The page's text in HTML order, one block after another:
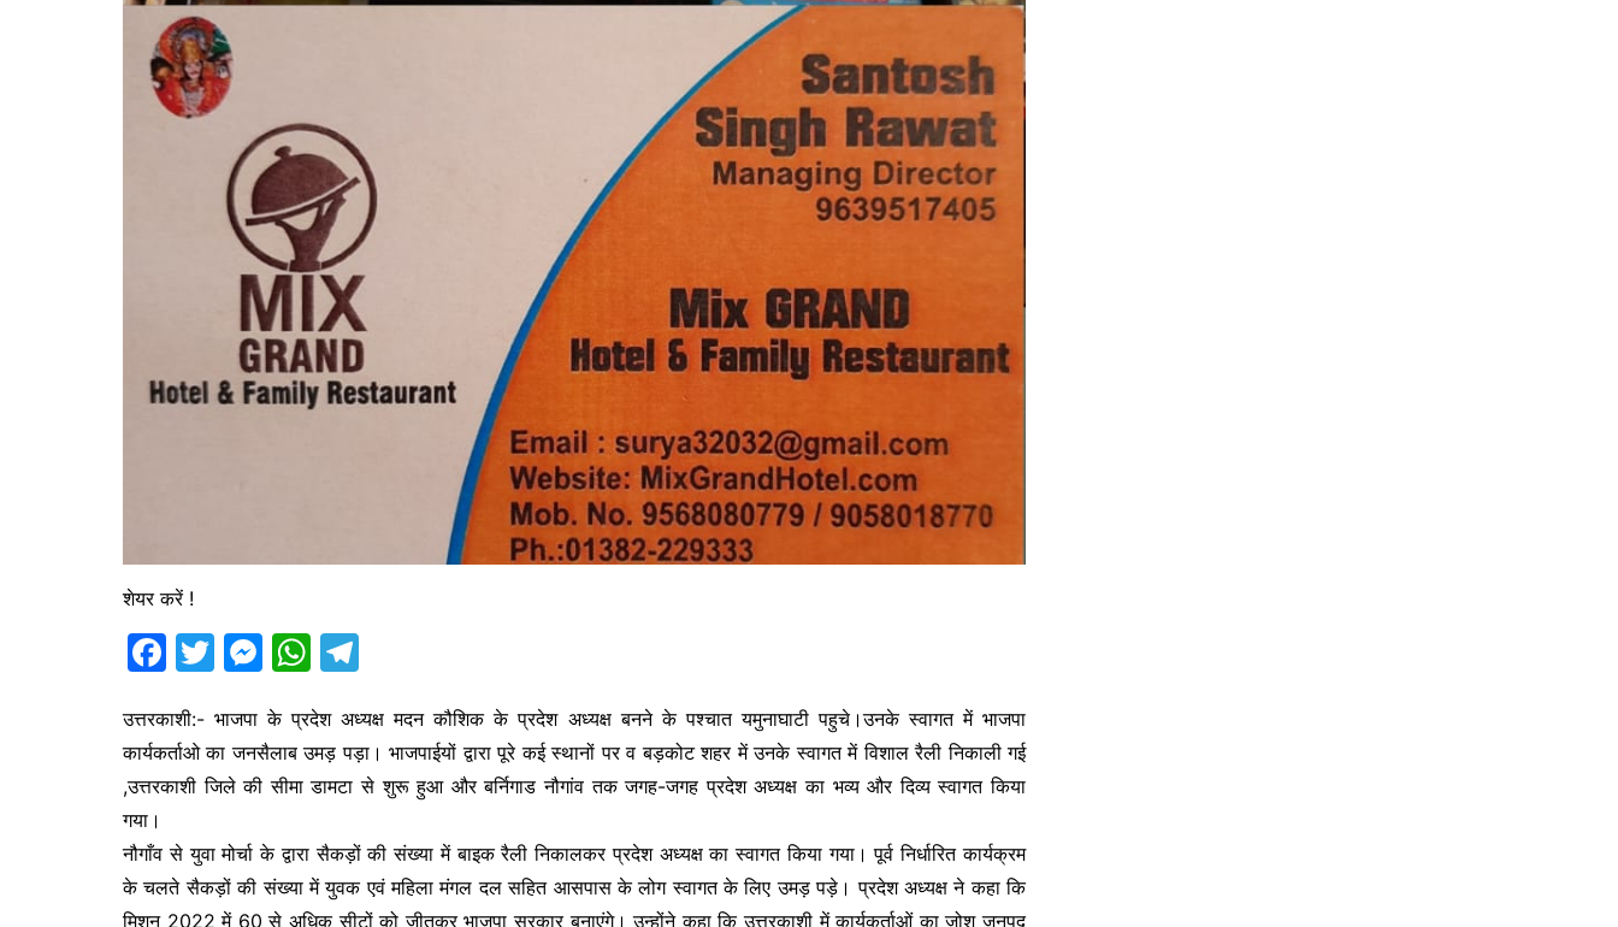
शेयर करें !
F
c
e
b
o
o
T
itt
er
M
s
s
e
n
g
W
at
s
A
p
p
e
gr
a
m
उत्तरकाशी:- भाजपा के प्रदेश अध्यक्ष मदन कौशिक के प्रदेश अध्यक्ष बनने के पश्चात यमुनाघाटी पहुचे।उनके स्वागत में भाजपा
कार्यकर्ताओ का जनसैलाब उमड़ पड़ा। भाजपाईयों द्वारा पूरे कई स्थानों पर व बड़कोट शहर में उनके स्वागत में विशाल रैली निकाली गई
,उत्तरकाशी जिले की सीमा डामटा से शुरू हुआ और बर्निगाड नौगांव तक जगह-जगह प्रदेश अध्यक्ष का भव्य और दिव्य स्वागत किया
गया।
नौगाँव से युवा मोर्चा के द्वारा सैकड़ों की संख्या में बाइक रैली निकालकर प्रदेश अध्यक्ष का स्वागत किया गया। पूर्व निर्धारित कार्यक्रम
के चलते सैकड़ों की संख्या में युवक एवं महिला मंगल दल सहित आसपास के लोग स्वागत के लिए उमड़ पड़े। प्रदेश अध्यक्ष ने कहा कि
मिशन 2022 में 60 से अधिक सीटों को जीतकर भाजपा सरकार बनाएंगे। उन्होंने कहा कि उत्तरकाशी में कार्यकर्ताओं का जोश जनपद